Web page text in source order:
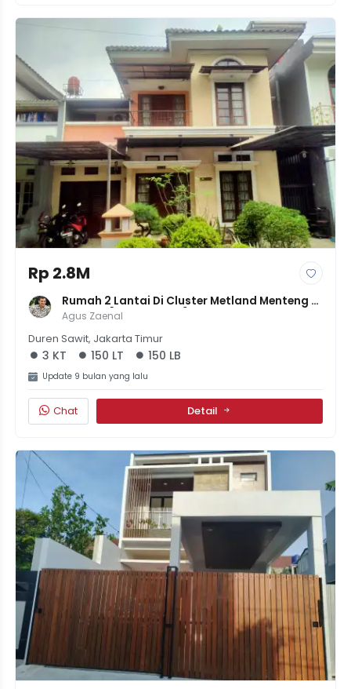
Rp 2.8M
Rumah 2 Lantai Di Cluster Metland Menteng
Cakung [LT 150 LB 150] | 3KT 3KM | Balkon |
Komplek Elit | 2.8M
Agus Zaenal
Duren Sawit, Jakarta Timur
3 KT 150 LT 150 LB
Update 9 bulan yang lalu
Chat Detail